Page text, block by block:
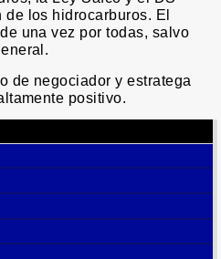
los hidrocarburos. El
una vez por todas, salvo
de negociador y estratega
positivo.